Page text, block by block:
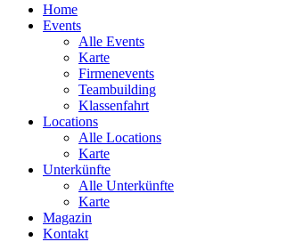
Home
Events
Alle Events
Karte
Firmenevents
Teambuilding
Klassenfahrt
Locations
Alle Locations
Karte
Unterkünfte
Alle Unterkünfte
Karte
Magazin
Kontakt